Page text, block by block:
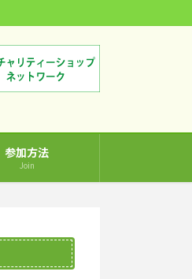
参加方法
Join